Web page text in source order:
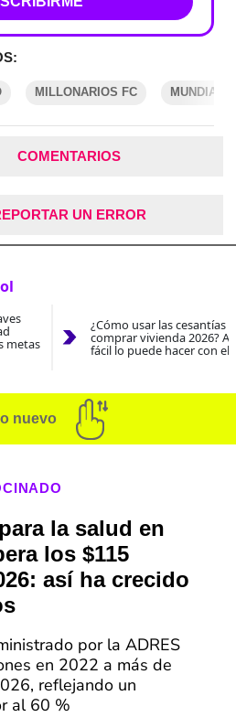
MILLONARIOS FC MUNDIAL
COMENTARIOS
UN ERROR
metas
¿Cómo usar las cesantías
comprar vivienda 2026?
fácil lo puede hacer con el
nuevo
la salud en
los $115
así ha crecido
por la ADRES
en 2022 a más de
reflejando un
al 60 %